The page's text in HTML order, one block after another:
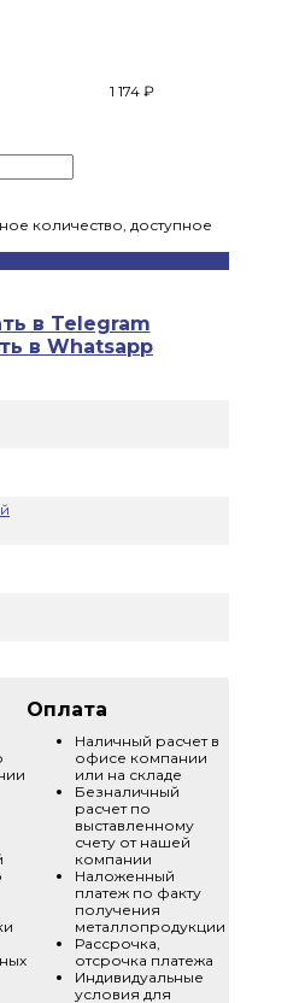
1 174 ₽
количество, доступное
в Telegram
в Whatsapp
Оплата
Наличный расчет в
офисе компании
или на складе
Безналичный
расчет по
выставленному
счету от нашей
компании
Наложенный
платеж по факту
получения
металлопродукции
Рассрочка,
отсрочка платежа
Индивидуальные
условия для